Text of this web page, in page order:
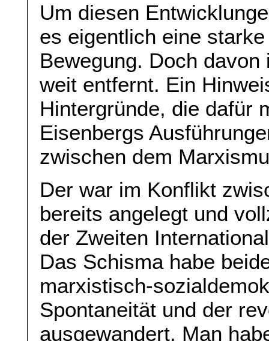
Um diesen
es eigentlich eine
Bewegung. Doch
weit entfernt. Ein
Hintergründe, die dafür
Eisenbergs
zwischen dem
Der war im Konflikt
bereits angelegt und
der Zweiten
Das Schisma habe
marxistisch-
Spontaneität und der
ausgewandert. Man